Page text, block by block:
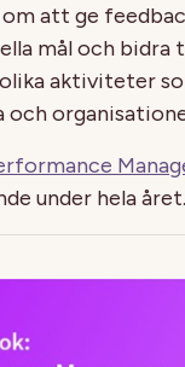
att ge
mål och
aktiviteter
och
under hela året.